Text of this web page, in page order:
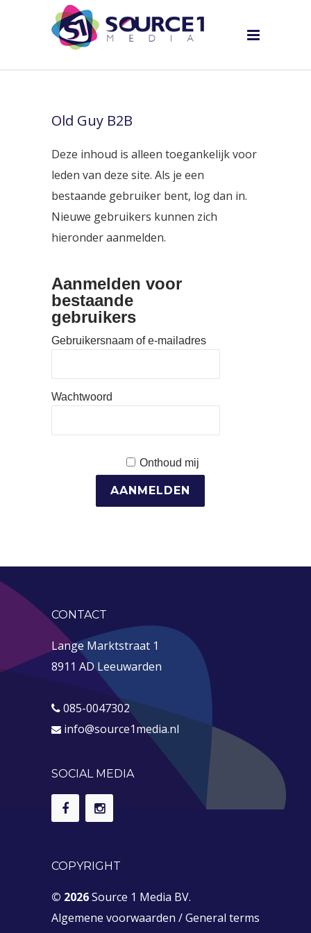
Old Guy B2B
Deze inhoud is alleen toegankelijk voor
leden van deze site. Als je een
bestaande gebruiker bent, log dan in.
Nieuwe gebruikers kunnen zich
hieronder aanmelden.
Aanmelden voor
bestaande
gebruikers
Gebruikersnaam of e-mailadres
Wachtwoord
Onthoud mij
CONTACT
Lange Marktstraat 1
8911 AD Leeuwarden
085-0047302
info@source1media.nl
SOCIAL MEDIA
COPYRIGHT
© 2026Source 1 Media BV.
Algemene voorwaarden /General terms